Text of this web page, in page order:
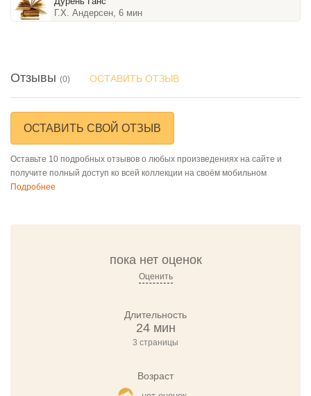
Г.Х. Андерсен, 6 мин
Отзывы (0) ОСТАВИТЬ ОТЗЫВ
ОСТАВИТЬ СВОЙ ОТЗЫВ
Оставьте 10 подробных отзывов о любых произведениях на сайте и
получите полный доступ ко всей коллекции на своём мобильном
Подробнее
пока нет оценок
Оценить
Длительность
24 мин
3 страницы
Возраст